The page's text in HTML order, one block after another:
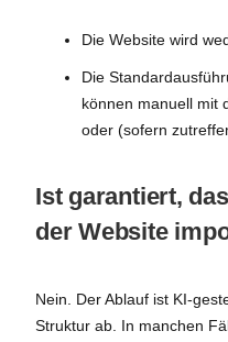
Die Website wird
Die
können manuell mit
oder (sofern
Ist garantiert,
der Website
Nein. Der Ablauf ist KI-
Struktur ab. In manchen